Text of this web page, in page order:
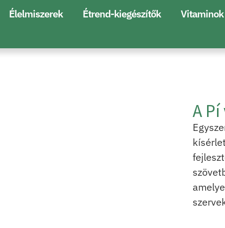
Élelmiszerek Étrend-kiegészítők Vitaminok
A